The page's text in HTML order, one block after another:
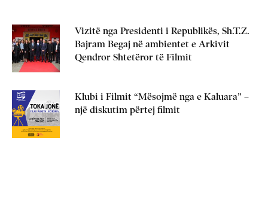
Vizitë nga Presidenti i Republikës, Sh.T.Z.
Bajram Begaj në ambientet e Arkivit
Qendror Shtetëror të Filmit
Klubi i Filmit “Mësojmë nga e Kaluara” –
një diskutim përtej filmit